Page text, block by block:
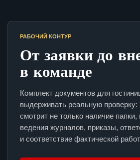
РАБОЧИЙ КОНТУР
От заявки до
в команде
Комплект документов для
выдерживать реальную проверку:
смотрит не только наличие папки,
ведения журналов, приказы,
и соответствие фактической